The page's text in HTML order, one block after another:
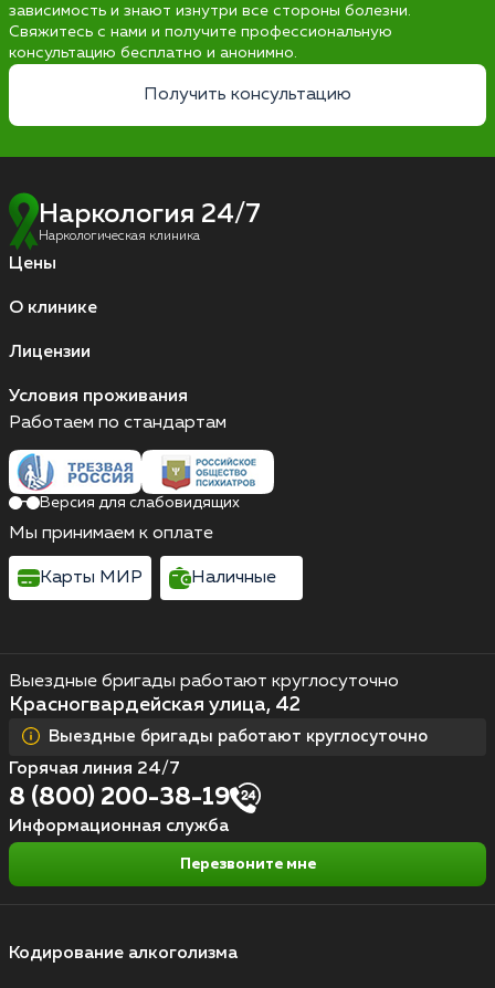
зависимость и знают изнутри все стороны болезни.
Свяжитесь с нами и получите профессиональную
консультацию бесплатно и анонимно.
Получить консультацию
Наркология 24/7
Наркологическая клиника
Цены
О клинике
Лицензии
Условия проживания
Кодирование алкоголизма
Выездные бригады работают круглосуточно
Красногвардейская улица, 42
Выездные бригады работают круглосуточно
Горячая линия 24/7
8 (800) 200-38-19
Информационная служба
Перезвоните мне
Работаем по стандартам
Версия для слабовидящих
Мы принимаем к оплате
Карты МИР Наличные